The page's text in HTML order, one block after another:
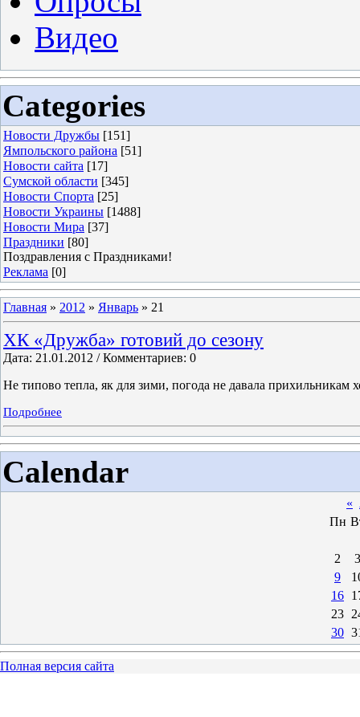
Видео
Categories
Новости Дружбы [151]
Ямпольского района [51]
Новости сайта [17]
Сумской области [345]
Новости Спорта [25]
Новости Украины [1488]
Новости Мира [37]
Праздники [80]
Поздравления с Праздниками!
Реклама [0]
Главная » 2012 » Январь » 21
ХК «Дружба» готовий до сезону
Дата: 21.01.2012 / Комментариев: 0
Не типово тепла, як для зими, погода не давала
Подробнее
Calendar
«
Пн
2
3
9
16
23
30
Полная версия сайта